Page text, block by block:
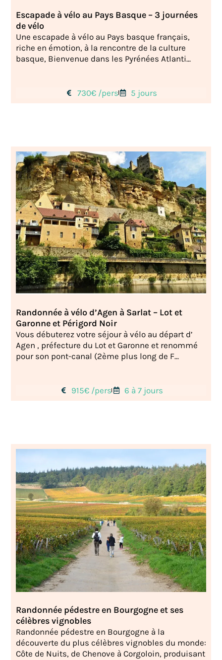
Escapade à vélo au Pays Basque – 3 journées
de vélo
Une escapade à vélo au Pays basque français,
riche en émotion, à la rencontre de la culture
basque, Bienvenue dans les Pyrénées Atlanti...
730€ /pers 5 jours
Randonnée à vélo d’Agen à Sarlat – Lot et
Garonne et Périgord Noir
Vous débuterez votre séjour à vélo au départ d’
Agen , préfecture du Lot et Garonne et renommé
pour son pont-canal (2ème plus long de F...
915€ /pers 6 à 7 jours
Randonnée pédestre en Bourgogne et ses
célèbres vignobles
Randonnée pédestre en Bourgogne à la
découverte du plus célèbres vignobles du monde:
Côte de Nuits, de Chenove à Corgoloin, produisant